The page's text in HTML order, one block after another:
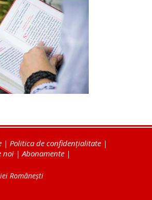
| Politica de confidențialitate |
noi | Abonamente |
Românești